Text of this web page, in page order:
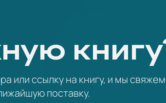
или ссылку на книгу, и мы
поставку.